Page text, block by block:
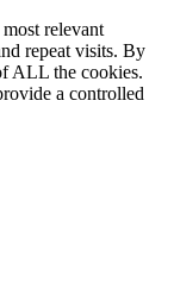
relevant
repeat visits. By
ALL the cookies.
a controlled